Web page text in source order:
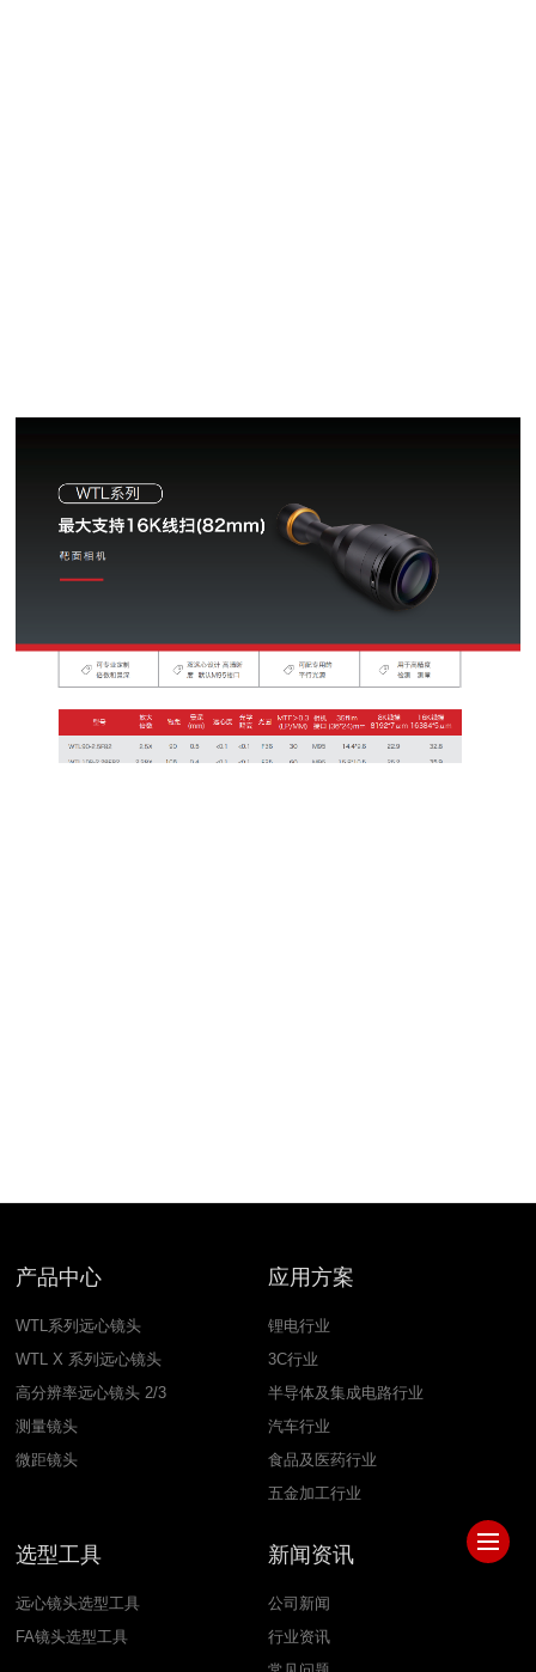
产品中心
WTL系列远心镜头
WTL X 系列远心镜头
高分辨率远心镜头 2/3
测量镜头
微距镜头
应用方案
锂电行业
3C行业
半导体及集成电路行业
汽车行业
食品及医药行业
五金加工行业
选型工具
远心镜头选型工具
FA镜头选型工具
新闻资讯
公司新闻
行业资讯